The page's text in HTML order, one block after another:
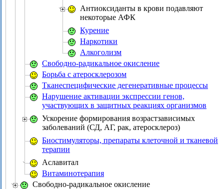
Антиоксиданты в крови подавляют
некоторые АФК
Курение
Наркотики
Алкоголизм
Свободно-радикальное окисление
Борьба с атеросклерозом
Тканеспецифические дегенеративные процессы
Нарушение активации экспрессии генов,
участвующих в защитных реакциях организмов
Ускорение формирования возрастзависимых
заболеваний (СД, АГ, рак, атеросклероз)
Биостимуляторы, препараты клеточной и тканевой
терапии
Аславитал
Витаминотерапия
Свободно-радикальное окисление